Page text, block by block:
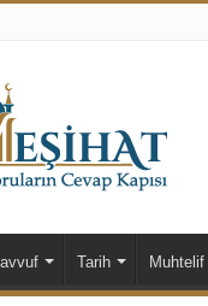
Tarih Muhtelif